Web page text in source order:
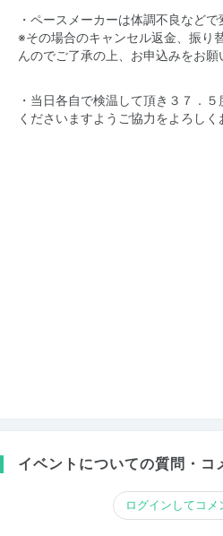
・ペースメーカーは体調不良などで
※その場合のキャンセル返金、振り
んのでご了承の上、お申込みをお願
・当日各自で検温して頂き３７．
くださいますようご協力をよろしく
イベントについての質問・コ
ログインしてコメ